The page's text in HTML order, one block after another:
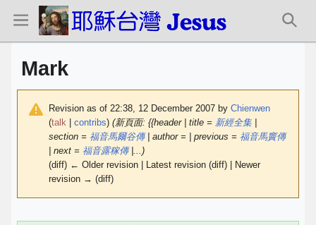
Mark
Revision as of 22:38, 12 December 2007 by Chienwen
(talk contribs) (新頁面: {{header | title = 新經全集
section = 福音馬爾谷傳| author = | previous = 福音馬竇傳
| next = 福音露稼傳|...)
(diff) ← Older revision | Latest revision (diff) | Newer
revision → (diff)